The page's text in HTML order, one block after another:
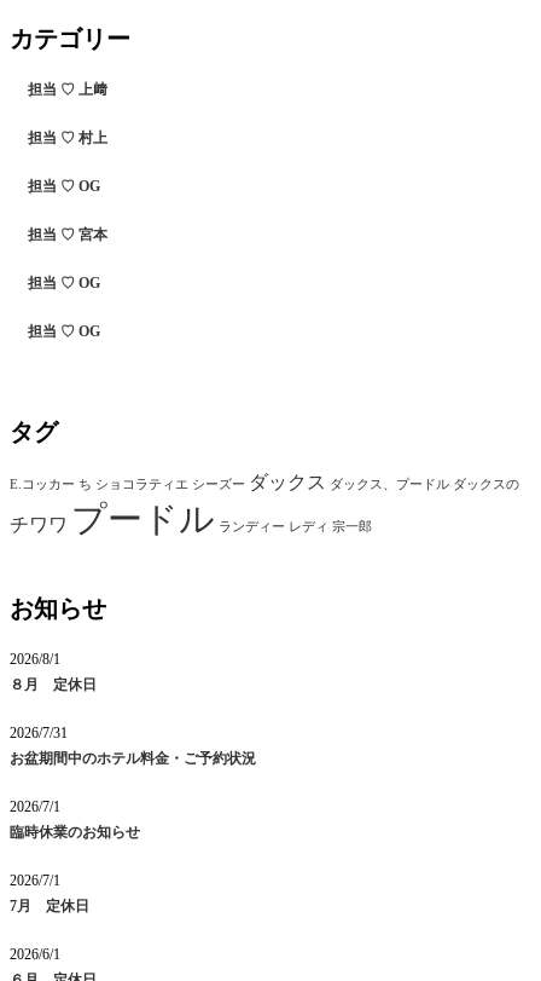
カテゴリー
担当 ♡ 上﨑
担当 ♡ 村上
担当 ♡ OG
担当 ♡ 宮本
担当 ♡ OG
担当 ♡ OG
タグ
E.コッカー ち ショコラティエ シーズー ダックス ダックス、プードル ダックスの
チワワ プードル ランディー レディ 宗一郎
お知らせ
2026/8/1
８月 定休日
2026/7/31
お盆期間中のホテル料金・ご予約状況
2026/7/1
臨時休業のお知らせ
2026/7/1
7月 定休日
2026/6/1